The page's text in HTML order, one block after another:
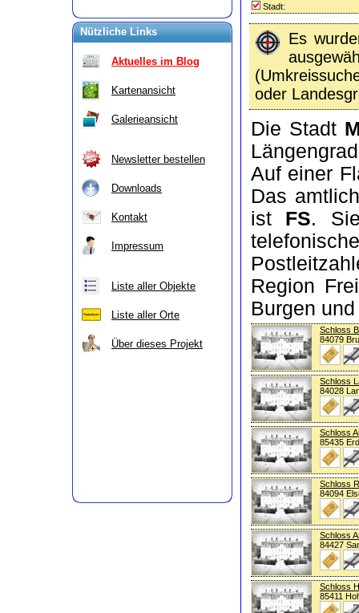
Nützliche Links
Aktuelles im Blog
Kartenansicht
Galerieansicht
Newsletter bestellen
Downloads
Kontakt
Impressum
Liste aller Objekte
Liste aller Orte
Über dieses Projekt
Stadt:
Es
oder
Die Stadt
Auf einer
Das
ist FS.
Region
Burgen
Schloss
84079
Schloss
84028
Schloss
85435
Schloss
84094
Schloss
84427
Schloss
85411